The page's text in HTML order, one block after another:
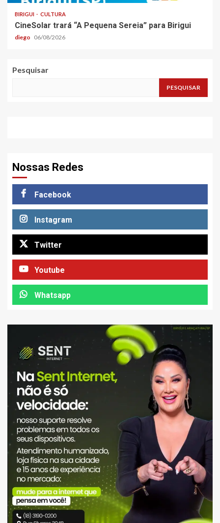
BIRIGUI CULTURA
CineSolar trará “A Pequena Sereia” para Birigui
diego 06/08/2026
Pesquisar
PESQUISAR
Nossas Redes
Facebook
Instagram
Twitter
Youtube
Whatsapp